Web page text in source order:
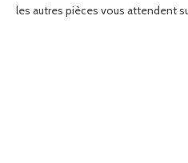
les autres pièces vous attendent